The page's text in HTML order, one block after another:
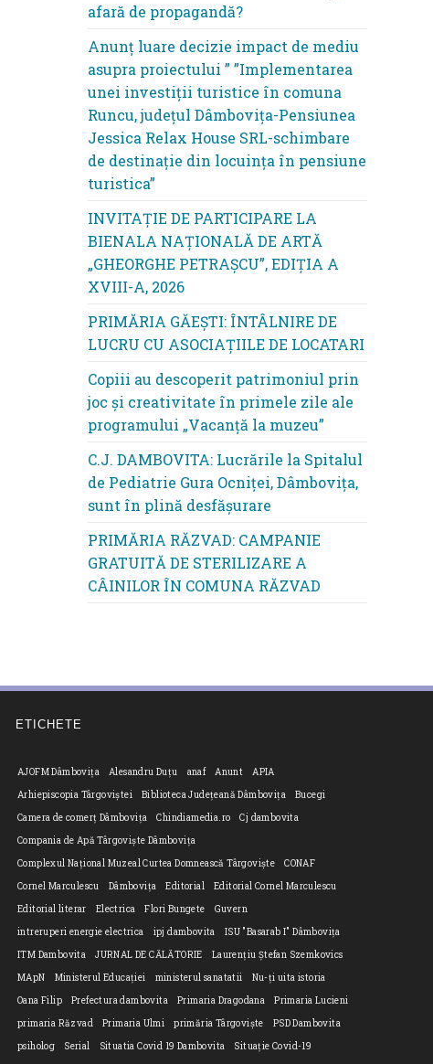
afară de propagandă?
Anunț luare decizie impact de mediu
asupra proiectului ” ”Implementarea
unei investiții turistice în comuna
Runcu, județul Dâmbovița-Pensiunea
Jessica Relax House SRL-schimbare
de destinație din locuința în pensiune
turistica”
INVITAȚIE DE PARTICIPARE LA
BIENALA NAȚIONALĂ DE ARTĂ
„GHEORGHE PETRAȘCU”, EDIŢIA A
XVIII-A, 2026
PRIMĂRIA GĂEȘTI: ÎNTÂLNIRE DE
LUCRU CU ASOCIAȚIILE DE LOCATARI
Copiii au descoperit patrimoniul prin
joc și creativitate în primele zile ale
programului „Vacanță la muzeu”
C.J. DAMBOVITA: Lucrările la Spitalul
de Pediatrie Gura Ocniței, Dâmbovița,
sunt în plină desfășurare
PRIMĂRIA RĂZVAD: CAMPANIE
GRATUITĂ DE STERILIZARE A
CÂINILOR ÎN COMUNA RĂZVAD
ETICHETE
AJOFM Dâmbovița Alesandru Duțu anaf Anunt
APIA
Arhiepiscopia Târgoviștei
Biblioteca Județeană Dâmbovița
Bucegi
Camera de comerț Dâmbovița
Chindiamedia.ro
Cj dambovita
Compania de Apă Târgoviște Dâmbovița
Complexul Național Muzeal Curtea Domnească Târgoviște
CONAF
Cornel Marculescu
Dâmbovița Editorial
Editorial Cornel Marculescu
Editorial literar
Electrica Flori Bungete
Guvern
intreruperi energie electrica
ipj dambovita
ISU "Basarab I" Dâmbovița
ITM Dambovita
JURNAL DE CĂLĂTORIE
Laurențiu Ștefan Szemkovics
MApN
Ministerul Educației ministerul sanatatii
Nu-ți uita istoria
Oana Filip
Prefectura dambovita Primaria Dragodana
Primaria Lucieni
primaria Răzvad
Primaria Ulmi primăria Târgoviște
PSD Dambovita
psiholog
Serial Situatia Covid 19 Dambovita
Situație Covid-19